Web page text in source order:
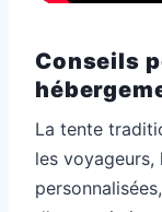
Conseils
La tente
les